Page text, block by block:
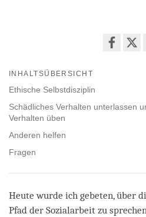
INHALTSÜBERSICHT
Ethische Selbstdisziplin
Schädliches Verhalten unterlassen
Verhalten üben
Anderen helfen
Fragen
Heute wurde ich gebeten, über
Pfad der Sozialarbeit zu